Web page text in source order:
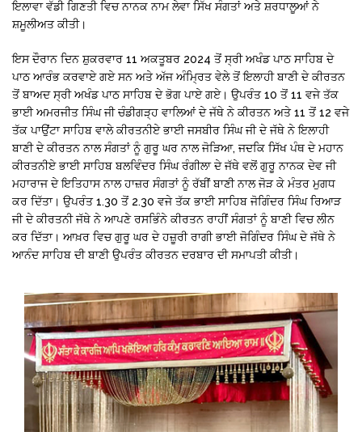
ਇਲਾਵਾ ਵੱਡੀ ਗਿਣਤੀ ਵਿਚ ਨਾਨਕ ਨਾਮ ਲੇਵਾ ਸਿੱਖ ਸੰਗਤਾਂ ਅਤੇ ਸ਼ਰਧਾਲੂਆਂ ਨੇ
ਸ਼ਮੂਲੀਅਤ ਕੀਤੀ।
ਇਸ ਦੌਰਾਨ ਦਿਨ ਸ਼ੁਕਰਵਾਰ 11 ਅਕਤੂਬਰ 2024 ਤੋਂ ਸ੍ਰੀ ਅਖੰਡ ਪਾਠ ਸਾਹਿਬ ਦੇ
ਪਾਠ ਆਰੰਭ ਕਰਵਾਏ ਗਏ ਸਨ ਅਤੇ ਅੱਜ ਅੰਮ੍ਰਿਤ ਵੇਲੇ ਤੋਂ ਇਲਾਹੀ ਬਾਣੀ ਦੇ ਕੀਰਤਨ
ਤੋਂ ਬਾਅਦ ਸ੍ਰੀ ਅਖੰਡ ਪਾਠ ਸਾਹਿਬ ਦੇ ਭੋਗ ਪਾਏ ਗਏ। ਉਪਰੰਤ 10 ਤੋਂ 11 ਵਜੇ ਤੱਕ
ਭਾਈ ਅਮਰਜੀਤ ਸਿੰਘ ਜੀ ਚੰਡੀਗੜ੍ਹ ਵਾਲਿਆਂ ਦੇ ਜੱਥੇ ਨੇ ਕੀਰਤਨ ਅਤੇ 11 ਤੋਂ 12 ਵਜੇ
ਤੱਕ ਪਾਉਂਟਾ ਸਾਹਿਬ ਵਾਲੇ ਕੀਰਤਨੀਏ ਭਾਈ ਜਸਬੀਰ ਸਿੰਘ ਜੀ ਦੇ ਜੱਥੇ ਨੇ ਇਲਾਹੀ
ਬਾਣੀ ਦੇ ਕੀਰਤਨ ਨਾਲ ਸੰਗਤਾਂ ਨੂੰ ਗੁਰੂ ਘਰ ਨਾਲ ਜੋੜਿਆ, ਜਦਕਿ ਸਿੱਖ ਪੰਥ ਦੇ ਮਹਾਨ
ਕੀਰਤਨੀਏ ਭਾਈ ਸਾਹਿਬ ਬਲਵਿੰਦਰ ਸਿੰਘ ਰੰਗੀਲਾ ਦੇ ਜੱਥੇ ਵਲੋਂ ਗੁਰੂ ਨਾਨਕ ਦੇਵ ਜੀ
ਮਹਾਰਾਜ ਦੇ ਇਤਿਹਾਸ ਨਾਲ ਹਾਜ਼ਰ ਸੰਗਤਾਂ ਨੂੰ ਰੱਬੀਂ ਬਾਣੀ ਨਾਲ ਜੋੜ ਕੇ ਮੰਤਰ ਮੁਗਧ
ਕਰ ਦਿੱਤਾ। ਉਪਰੰਤ 1.30 ਤੋਂ 2.30 ਵਜੇ ਤੱਕ ਭਾਈ ਸਾਹਿਬ ਜੋਗਿੰਦਰ ਸਿੰਘ ਰਿਆੜ
ਜੀ ਦੇ ਕੀਰਤਨੀ ਜੱਥੇ ਨੇ ਆਪਣੇ ਰਸਭਿੰਨੇ ਕੀਰਤਨ ਰਾਹੀਂ ਸੰਗਤਾਂ ਨੂੰ ਬਾਣੀ ਵਿਚ ਲੀਨ
ਕਰ ਦਿੱਤਾ। ਆਖ਼ਰ ਵਿਚ ਗੁਰੂ ਘਰ ਦੇ ਹਜ਼ੂਰੀ ਰਾਗੀ ਭਾਈ ਜੋਗਿੰਦਰ ਸਿੰਘ ਦੇ ਜੱਥੇ ਨੇ
ਆਨੰਦ ਸਾਹਿਬ ਦੀ ਬਾਣੀ ਉਪਰੰਤ ਕੀਰਤਨ ਦਰਬਾਰ ਦੀ ਸਮਾਪਤੀ ਕੀਤੀ।